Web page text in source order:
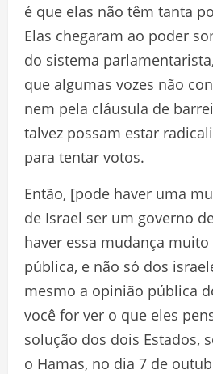
é que elas não têm tanta
Elas chegaram ao poder
do sistema
que algumas vozes não
nem pela cláusula de
talvez possam estar
para tentar votos.
Então, [pode haver uma
de Israel ser um governo
haver essa mudança
pública, e não só dos
mesmo a opinião pública
você for ver o que eles
solução dos dois Estados,
o Hamas, no dia 7 de